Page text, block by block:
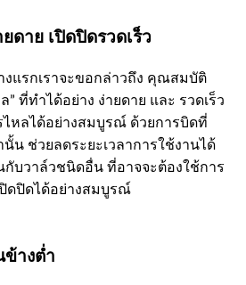
ดาย เปิดปิดรวดเร็ว
งแรกเราจะขอกล่าวถึง คุณสมบัติ
ที่ทำได้อย่าง ง่ายดาย และ รวดเร็ว
ไหลได้อย่างสมบูรณ์ ด้วยการบิดที่
นั้น ช่วยลดระยะเวลาการใช้งานได้
กับวาล์วชนิดอื่น ที่อาจจะต้องใช้การ
ดปิดได้อย่างสมบูรณ์
ข้างต่ำ